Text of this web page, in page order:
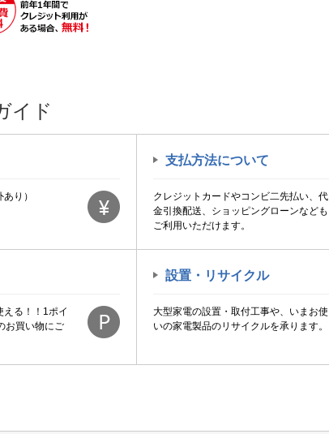
イド
り）
支払方法について
クレジットカードやコンビ二先払い、代
金引換配送、ショッピングローンなども
ご利用いただけます。
える！！1ポイ
お買い物にご
設置・リサイクル
大型家電の設置・取付工事や、いまお使
いの家電製品のリサイクルを承ります。